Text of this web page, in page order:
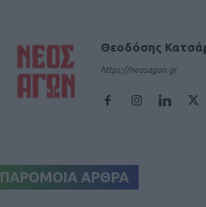
Θεοδόσης
https://neosagon.gr
ΠΑΡΟΜΟΙΑ ΑΡΘΡΑ